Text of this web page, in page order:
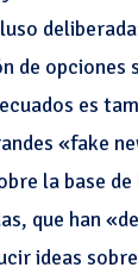
de opciones
es
«fake
la base
que han
ideas